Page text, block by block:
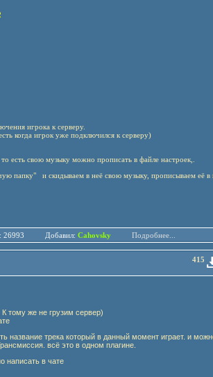
игрока к серверу.
когда игрок уже подключился к серверу)
есть свою музыку можно прописать в файле настроек,.
папку" и скидываем в неё свою музыку, прописываем её в
26993 Добавил: Cahovsky Подробнее...
415
тому же не грузим сервер)
название трека который в данный момент играет. и
всё это в одном плагине.
написать в чате